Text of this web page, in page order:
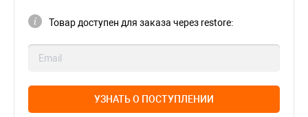
Товар доступен для заказа через restore:
УЗНАТЬ О ПОСТУПЛЕНИИ